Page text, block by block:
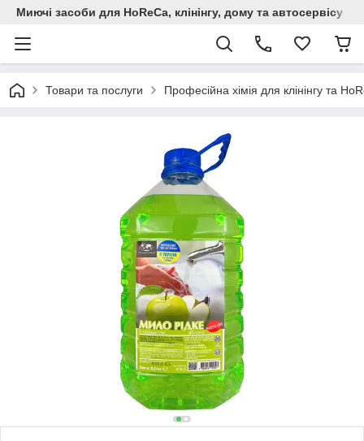
Миючi засоби для HoReCa, клінінгу, дому та автосервiсу
Товари та послуги Професійна хімія для клінінгу та